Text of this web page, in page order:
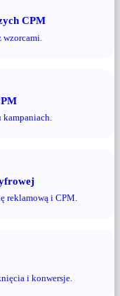
CPM
kampaniach.
reklamową i CPM.
i konwersje.